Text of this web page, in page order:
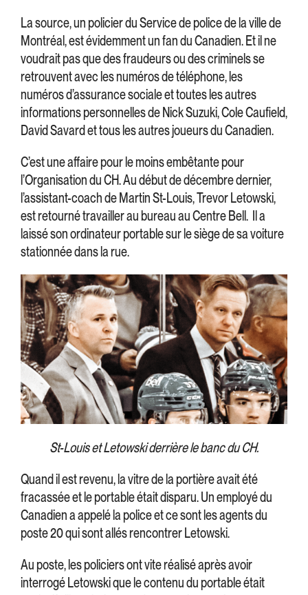
La source, un policier du Service de police de la ville de
Montréal, est évidemment un fan du Canadien. Et il ne
voudrait pas que des fraudeurs ou des criminels se
retrouvent avec les numéros de téléphone, les
numéros d’assurance sociale et toutes les autres
informations personnelles de Nick Suzuki, Cole Caufield,
David Savard et tous les autres joueurs du Canadien.
C’est une affaire pour le moins embêtante pour
l’Organisation du CH. Au début de décembre dernier,
l’assistant-coach de Martin St-Louis, Trevor Letowski,
est retourné travailler au bureau au Centre Bell. Il a
laissé son ordinateur portable sur le siège de sa voiture
stationnée dans la rue.
St-Louis et Letowski derrière le banc du CH.
Quand il est revenu, la vitre de la portière avait été
fracassée et le portable était disparu. Un employé du
Canadien a appelé la police et ce sont les agents du
poste 20 qui sont allés rencontrer Letowski.
Au poste, les policiers ont vite réalisé après avoir
interrogé Letowski que le contenu du portable était